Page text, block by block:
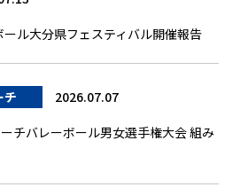
ル大分県フェスティバル開催報告
チ 2026.07.07
チバレーボール男女選手権大会 組み